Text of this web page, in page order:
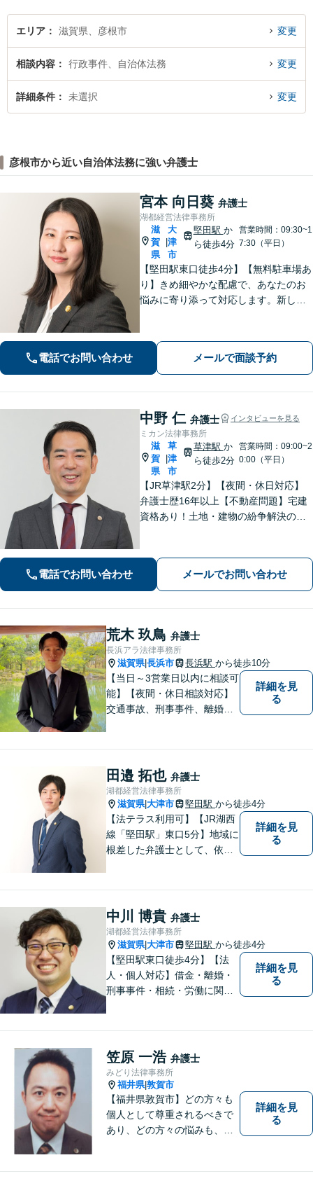
エリア 滋賀県、彦根市 変更
相談内容 行政事件、自治体法務 変更
詳細条件 未選択 変更
彦根市から近い自治体法務に強い弁護士
宮本 向日葵 弁護士
湖都経営法律事務所
滋
賀
県
大
津
市
堅田駅 か
ら徒歩4分
営業時間：09:30~1
7:30（平日）
【堅田駅東口徒歩4分】【無料駐車場あ
り】きめ細やかな配慮で、あなたのお
悩みに寄り添って対応します。新しい
にご相談ください。
電話でお問い合わせ メールで面談予約
中野 仁 弁護士 インタビューを見る
ミカン法律事務所
滋
賀
県
草
津
市
草津駅 か
ら徒歩2分
営業時間：09:00~2
0:00（平日）
【JR草津駅2分】【夜間・休日対応】
弁護士歴16年以上【不動産問題】宅建
資格あり！土地・建物の紛争解決の経
の解決【法人破産】会社破産に注力
【相続】相続問題に関する経験多数、
遺産分割
電話でお問い合わせ メールでお問い合わせ
荒木 玖鳥 弁護士
長浜アラ法律事務所
滋賀県|長浜市 長浜駅 から徒歩10分
【当日～3営業日以内に相談可
能】【夜間・休日相談対応】
交通事故、刑事事件、離婚・
詳細を見
る
田邉 拓也 弁護士
湖都経営法律事務所
滋賀県|大津市 堅田駅 から徒歩4分
【法テラス利用可】【JR湖西
線「堅田駅」東口5分】地域に
根差した弁護士として、依頼
ます。弁護士に依頼するのは
敷居が高いとお考えの方も、
まずは一度ご相談ください。
詳細を見
る
中川 博貴 弁護士
湖都経営法律事務所
滋賀県|大津市 堅田駅 から徒歩4分
【堅田駅東口徒歩4分】【法
人・個人対応】借金・離婚・
刑事事件・相続・労働に関す
お話をお聞かせください。
【無料駐車場あり】
詳細を見
る
笠原 一浩 弁護士
みどり法律事務所
福井県|敦賀市
【福井県敦賀市】どの方々も
個人として尊重されるべきで
あり、どの方々の悩みも、そ
す。 また、言葉の壁や専門知
詳細を見
る